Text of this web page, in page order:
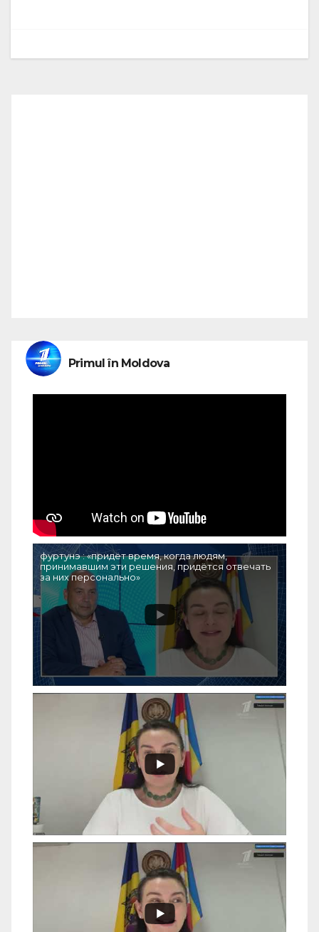
Primul în Moldova
фуртунэ : «придёт время, когда людям,
принимавшим эти решения, придётся отвечать
за них персонально»